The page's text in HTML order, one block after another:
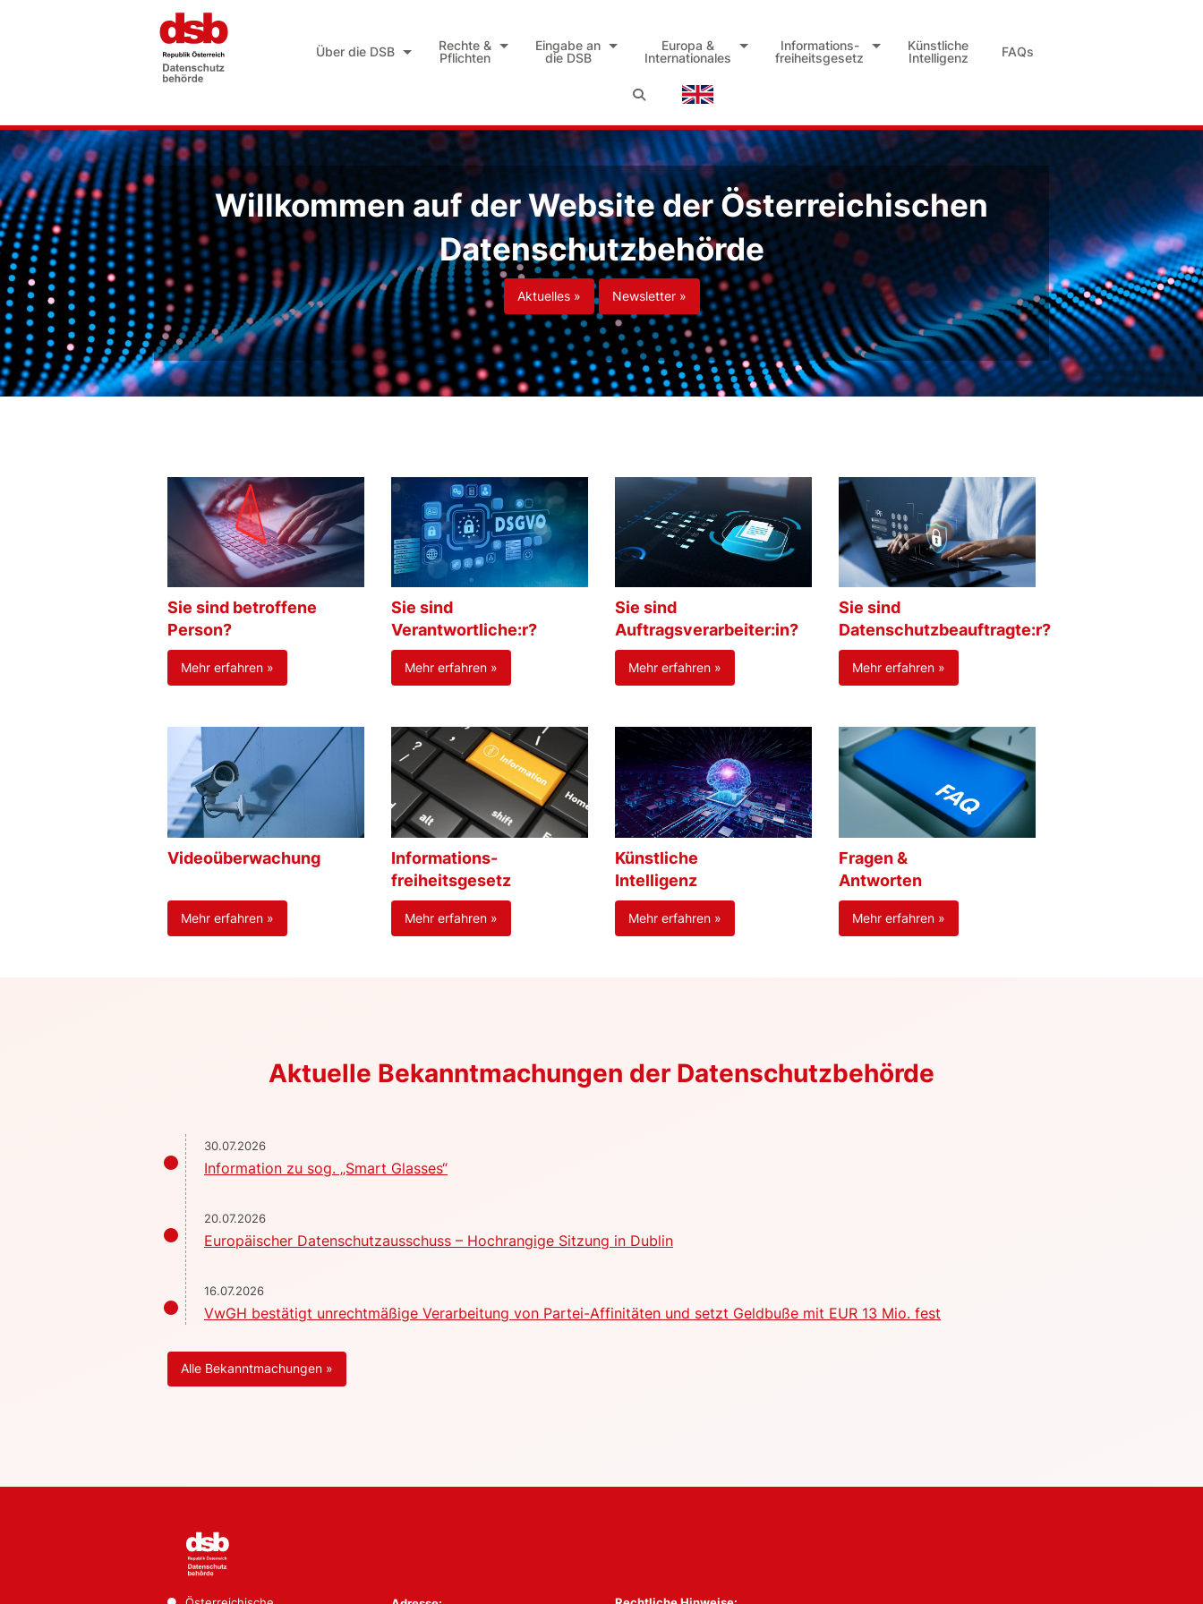
Über die DSB
Rechte &
Pflichten
Eingabe an
die DSB
Europa &
Internationales
Informations-
freiheitsgesetz
Künstliche
Intelligenz
FAQs
Willkommen auf der Website der Österreichischen
Datenschutzbehörde
Aktuelles » Newsletter »
Sie sind betroffene
Person?
Mehr erfahren »
Sie sind
Verantwortliche:r?
Mehr erfahren »
Sie sind
Auftragsverarbeiter:in?
Mehr erfahren »
Sie sind
Datenschutzbeauftragte:r?
Mehr erfahren »
Videoüberwachung
Mehr erfahren »
Informations-
freiheitsgesetz
Mehr erfahren »
Künstliche
Intelligenz
Mehr erfahren »
Fragen &
Antworten
Mehr erfahren »
Aktuelle Bekanntmachungen der Datenschutzbehörde
30.07.2026
Information zu sog. „Smart Glasses“
20.07.2026
Europäischer Datenschutzausschuss – Hochrangige Sitzung in Dublin
16.07.2026
VwGH bestätigt unrechtmäßige Verarbeitung von Partei-Affinitäten und setzt Geldbuße mit EUR 13 Mio. fest
Alle Bekanntmachungen »